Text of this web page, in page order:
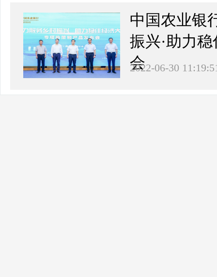
中国农业银
振兴·助力
会
2022-06-30